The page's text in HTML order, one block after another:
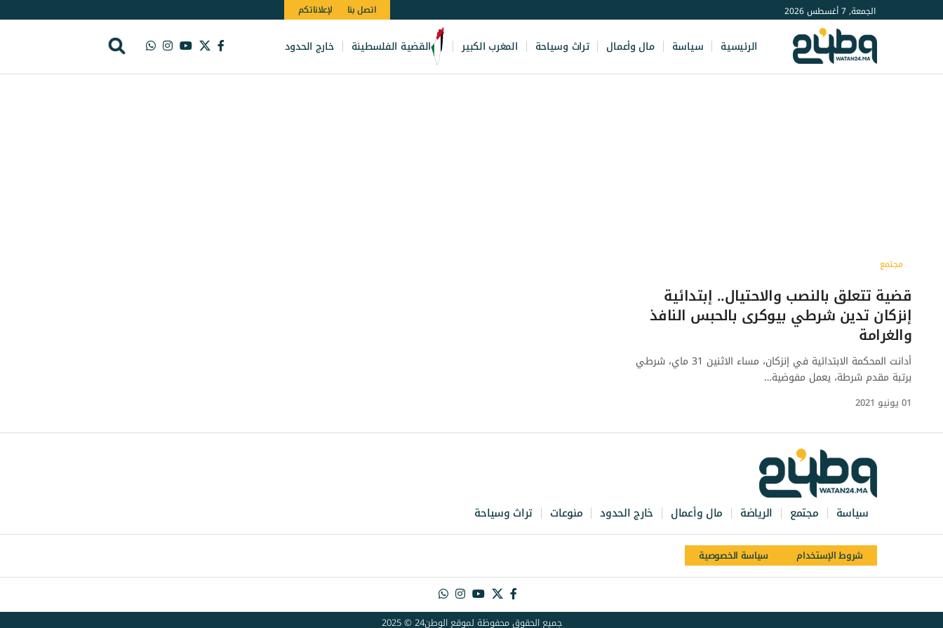
الجمعة, 7 أغسطس 2026 اتصل بنا لإعلاناتكم
الرئيسية سياسة مال وأعمال تراث وسياحة المغرب الكبير القضية الفلسطينة خارج الحدود
مجتمع
قضية تتعلق بالنصب والاحتيال.. إبتدائية
إنزكان تدين شرطي بيوكرى بالحبس النافذ
والغرامة
أدانت المحكمة الابتدائية في إنزكان، مساء الاثنين 31 ماي، شرطي
برتبة مقدم شرطة، يعمل مفوضية…
01 يونيو 2021
سياسة مجتمع الرياضة مال وأعمال خارج الحدود منوعات تراث وسياحة
شروط الإستخدام سياسة الخصوصية
جميع الحقوق محفوظة لموقع الوطن24 © 2025